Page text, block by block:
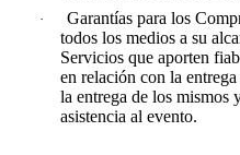
·
Garantías para los
todos los medios a su
Servicios que aporten
en relación con la
la entrega de los mismos
asistencia al evento.